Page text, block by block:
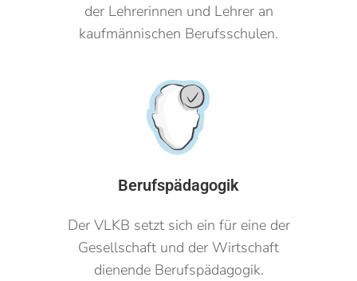
der Lehrerinnen und Lehrer an
kaufmännischen Berufsschulen.
Berufspädagogik
Der VLKB setzt sich ein für eine der
Gesellschaft und der Wirtschaft
dienende Berufspädagogik.